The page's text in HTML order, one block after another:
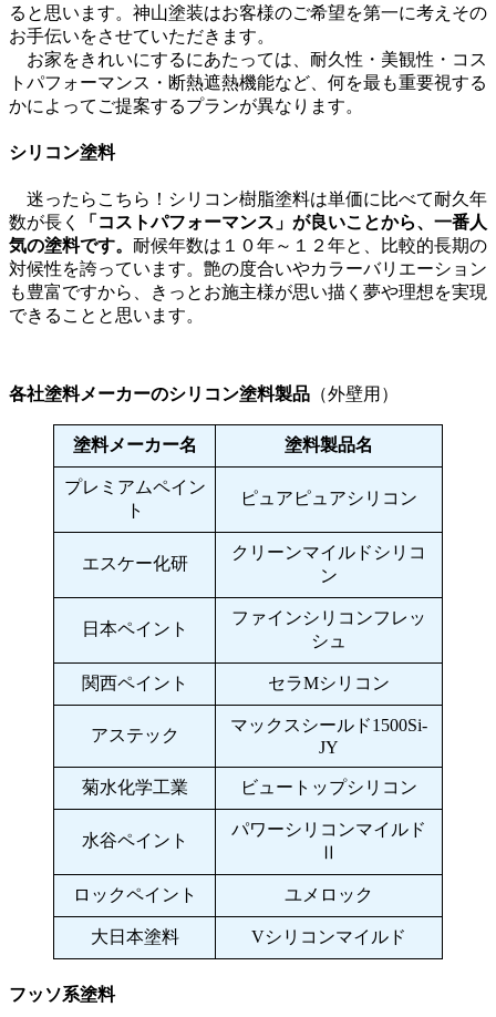
ると思います。神山塗装はお客様のご希望を第一に考えその
お手伝いをさせていただきます。
お家をきれいにするにあたっては、耐久性・美観性・コス
トパフォーマンス・断熱遮熱機能など、何を最も重要視する
かによってご提案するプランが異なります。
シリコン塗料
迷ったらこちら！シリコン樹脂塗料は単価に比べて耐久年
数が長く
「コストパフォーマンス」が良いことから、一番人
気の塗料です。 耐候年数は１０年～１２年と、比較的長期の
対候性を誇っています。艶の度合いやカラーバリエーション
も豊富ですから、きっとお施主様が思い描く夢や理想を実現
できることと思います。
各社塗料メーカーのシリコン塗料製品 （外壁用）
塗料メーカー名 塗料製品名
プレミアムペイン
ト
ピュアピュアシリコン
エスケー化研
クリーンマイルドシリコ
ン
日本ペイント
ファインシリコンフレッ
シュ
関西ペイント セラMシリコン
アステック
マックスシールド1500Si-
JY
菊水化学工業 ビュートップシリコン
水谷ペイント
パワーシリコンマイルド
Ⅱ
ロックペイント ユメロック
大日本塗料 Vシリコンマイルド
フッソ系塗料